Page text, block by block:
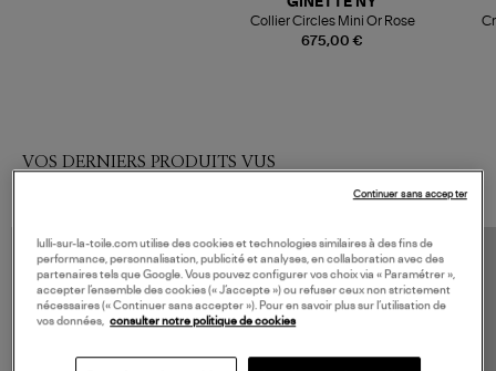
675,00 €
Collier Circles Mini Or Rose
VOS DERNIERS PRODUITS VUS
lulli-sur-la-toile.com utilise des cookies et technologies similaires à des fins de
performance, personnalisation, publicité et analyses, en collaboration avec des
partenaires tels que Google. Vous pouvez configurer vos choix via « Paramétrer »,
accepter l’ensemble des cookies (« J’accepte ») ou refuser ceux non strictement
nécessaires (« Continuer sans accepter »). Pour en savoir plus sur l’utilisation de
vos données, consulter notre politique de cookies
Continuer sans accepter